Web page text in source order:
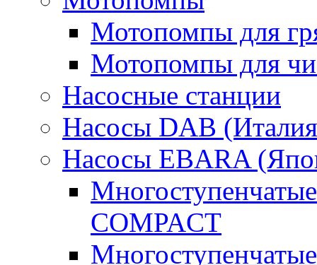
Мотопомпы для
Мотопомпы для
Насосные станции
Насосы DAB
Насосы EBARA
COMPACT